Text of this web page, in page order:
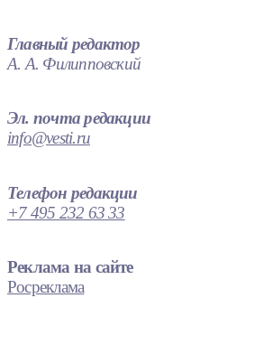
Главный редактор
А. А. Филипповский
Эл. почта редакции
info@vesti.ru
Телефон редакции
+7 495 232 63 33
Реклама на сайте
Росреклама